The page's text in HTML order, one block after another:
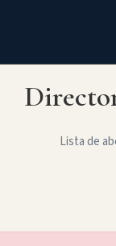
Lista de